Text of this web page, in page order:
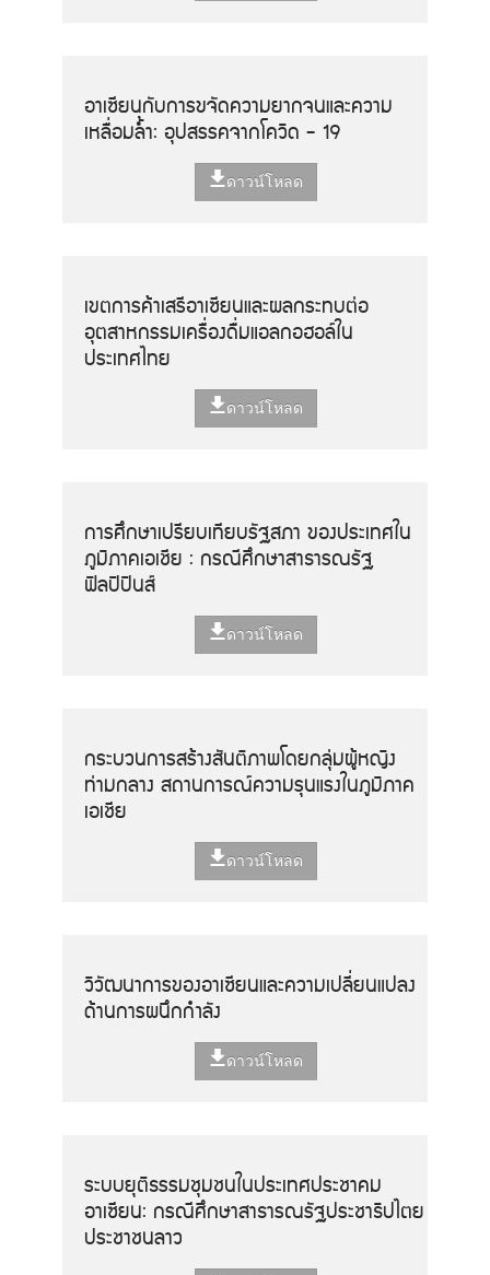
อาเซียนกับการขจัดความยากจนและความ
เหลื่อมล้ำ: อุปสรรคจากโควิด - 19
ดาวน์โหลด
เขตการค้าเสรีอาเซียนและผลกระทบต่อ
อุตสาหกรรมเครื่องดื่มแอลกอฮอล์ใน
ประเทศไทย
ดาวน์โหลด
การศึกษาเปรียบเทียบรัฐสภา ของประเทศใน
ภูมิภาคเอเชีย : กรณีศึกษาสาธารณรัฐ
ฟิลปิปินส์
ดาวน์โหลด
กระบวนการสร้างสันติภาพโดยกลุ่มผู้หญิง
ท่ามกลาง สถานการณ์ความรุนแรงในภูมิภาค
เอเชีย
ดาวน์โหลด
วิวัฒนาการของอาเซียนและความเปลี่ยนแปลง
ด้านการผนึกกำลัง
ดาวน์โหลด
ระบบยุติธรรมชุมชนในประเทศประชาคม
อาเซียน: กรณีศึกษาสาธารณรัฐประชาธิปไตย
ประชาชนลาว